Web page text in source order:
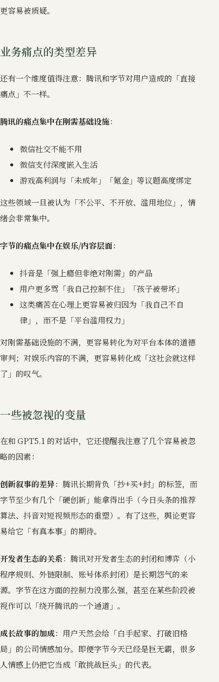
更容易被质疑。
业务痛点的类型差异
还有一个维度值得注意：腾讯和字节对用户造成的「直接
痛点」不一样。
腾讯的痛点集中在刚需基础设施：
微信社交不能不用
微信支付深度嵌入生活
游戏高利润与「未成年」「氪金」等议题高度绑定
这些领域一旦被认为「不公平、不开放、滥用地位」，情
绪会非常集中。
字节的痛点集中在娱乐/内容层面：
抖音是「强上瘾但非绝对刚需」的产品
用户更多骂「我自己控制不住」「孩子被带坏」
这类痛苦在心理上更容易被归因为「我自己不自
律」，而不是「平台滥用权力」
对刚需基础设施的不满，更容易转化为对平台本体的道德
审判；对娱乐内容的不满，更容易转化成「这社会就这样
了」的叹气。
一些被忽视的变量
在和 GPT5.1 的对话中，它还提醒我注意了几个容易被忽
略的因素：
创新叙事的差异：腾讯长期背负「抄+买+封」的标签，而
字节至少有几个「硬创新」能拿得出手（今日头条的推荐
算法、抖音对短视频形态的重塑）。有了这些，舆论更容
易给它「有真本事」的期待。
开发者生态的关系：腾讯对开发者生态的封闭和博弈（小
程序规则、外链限制、账号体系封闭）是长期怨气的来
源。字节在这方面的控制力没那么强，甚至在某些阶段被
视作可以「绕开腾讯的一个通道」。
成长故事的加成：用户天然会给「白手起家、打破旧格
局」的公司情感加分。即便字节今天已经是巨无霸，很多
人情感上仍把它当成「敢挑战巨头」的代表。